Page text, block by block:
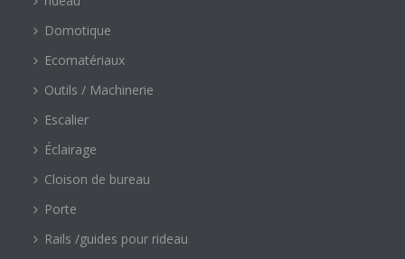
Domotique
Ecomatériaux
Outils / Machinerie
Escalier
Éclairage
Cloison de bureau
Porte
Rails /guides pour rideau